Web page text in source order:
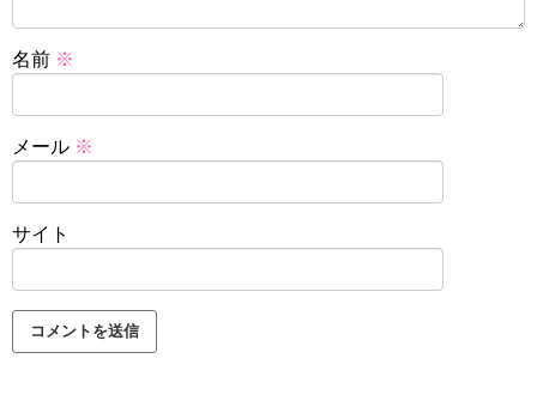
名前 ※
メール ※
サイト